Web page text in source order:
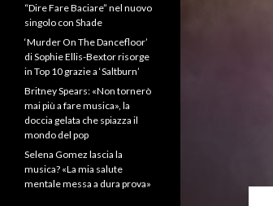
“Dire Fare Baciare” nel nuovo
singolo con Shade
‘Murder On The Dancefloor’
di Sophie Ellis-Bextor risorge
in Top 10 grazie a ‘Saltburn’
Britney Spears: «Non tornerò
mai più a fare musica», la
doccia gelata che spiazza il
mondo del pop
Selena Gomez lascia la
musica? «La mia salute
mentale messa a dura prova»